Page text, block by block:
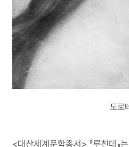
도로
<대산세계문학총서> 『루친데